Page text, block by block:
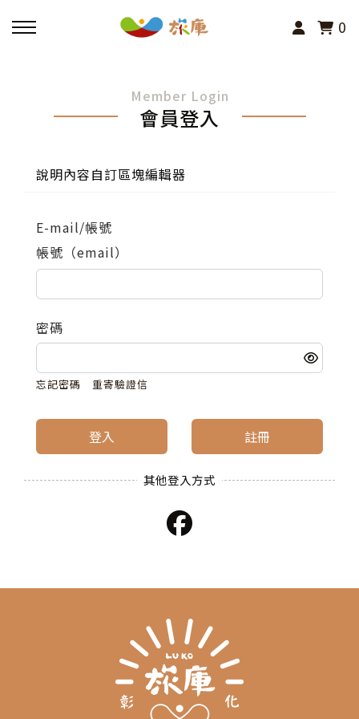
0
小旅行及主題導覽
講座、體驗與課程
其他活動
Member Login
會員登入
說明內容自訂區塊編輯器
E-mail/帳號
帳號（email）
密碼
忘記密碼 重寄驗證信
登入 註冊